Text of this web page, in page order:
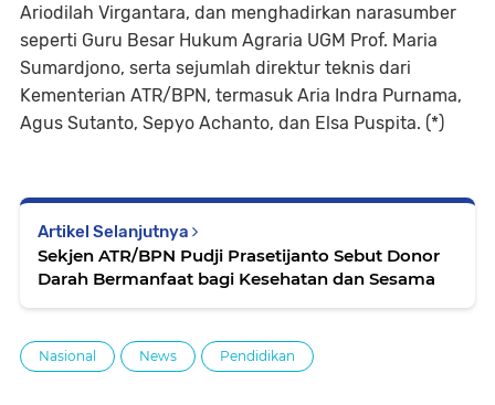
Ariodilah Virgantara, dan menghadirkan narasumber
seperti Guru Besar Hukum Agraria UGM Prof. Maria
Sumardjono, serta sejumlah direktur teknis dari
Kementerian ATR/BPN, termasuk Aria Indra Purnama,
Agus Sutanto, Sepyo Achanto, dan Elsa Puspita. (*)
Artikel Selanjutnya
Sekjen ATR/BPN Pudji Prasetijanto Sebut Donor
Darah Bermanfaat bagi Kesehatan dan Sesama
Nasional News Pendidikan